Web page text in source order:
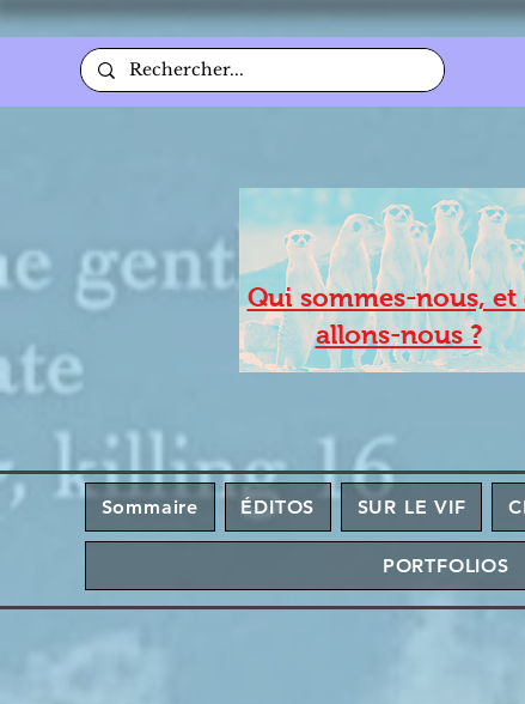
Qui sommes-nous, et
allons-nous ?
Sommaire ÉDITOS SUR LE VIF
PORTFOLIOS